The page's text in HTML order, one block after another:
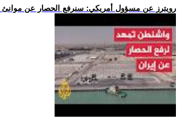
.. رويترز عن مسؤول أمريكي: سنرفع الحصار عن موانئ